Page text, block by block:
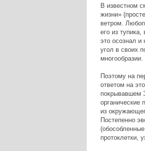
В известном
жизни»
ветром.
его из
это осознал и
угол в своих
многообразии.
Поэтому на
ответом на
покрывавшем
органические
из
Постепенно
протоклетки,